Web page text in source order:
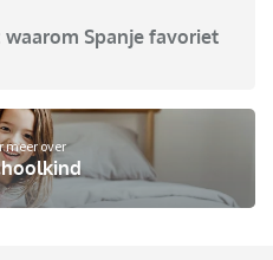
Spanje favoriet
meer over